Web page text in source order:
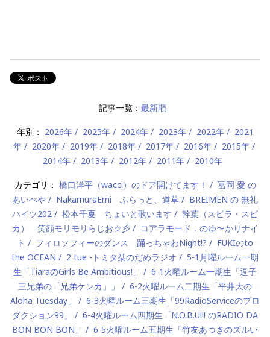
記事一覧： 最新順
年別： 2026年 2025年 2024年 2023年 2022年
2021
年
2020年 2019年 2018年 2017年 2016年
2015年
2014年
2013年 2012年 2011年 2010年
カテゴリ： 橋口洋平（wacci）のドア開けてます！
冨岡 愛 の
あいべや
NakamuraEmi ふらっと、道草
BREIMEN の 無礼
ハイツ202
松本千夏 ちょいと歌います
幹葉（スピラ・スピ
カ） 笑顔モリモリらじお☆彡
コアラモード．のゆ〜かりナイ
ト
フィロソフィーのダンス 踊っちゃわNight!?
FUKIのto
the OCEAN
2 tue -トミタ栞のだめラジオ
5-1月曜ルーム一期
生「TiaraのGirls Be Ambitious!」
6-1火曜ルーム一期生「逗子
三兄弟の「兄弟ケンカ」」
6-2火曜ルーム二期生「平井大の
Aloha Tuesday」
6-3火曜ルーム三期生「99RadioServiceのプロ
ダクション99」
6-4火曜ルーム四期生「N.O.B.U!!! のRADIO DA
BON BON BON」
6-5火曜ルーム五期生「竹友あつきのズルい